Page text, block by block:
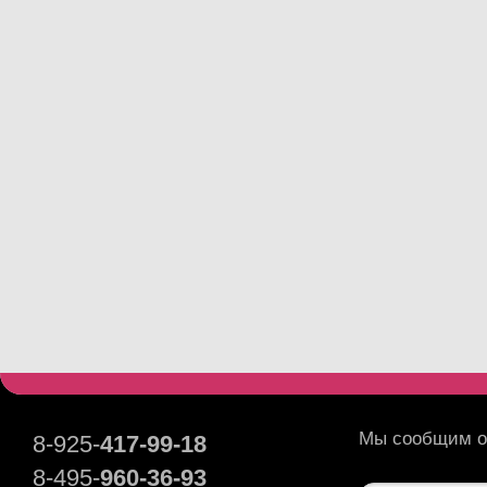
8-925-417-99-18
8-495-960-36-93
Мы сообщим о